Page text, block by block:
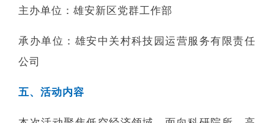
主办单位：雄安新区党群工作部
承办单位：雄安中关村科技园运营服务有限责任
公司
五、活动内容